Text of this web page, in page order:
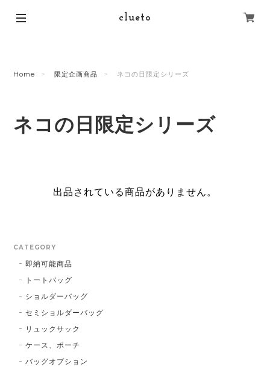
clueto
Home 限定企画商品 ネコの日限定シリーズ
ネコの日限定シリーズ
出品されている商品がありません。
CATEGORY
即納可能商品
トートバッグ
ショルダーバッグ
セミショルダーバッグ
リュックサック
ケース、ポーチ
バッグオプション